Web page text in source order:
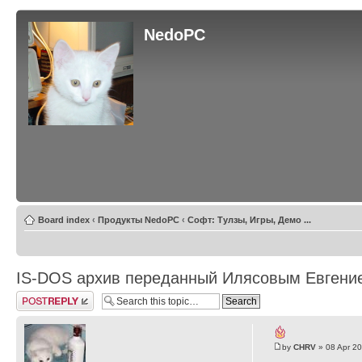
NedoPC
Board index ‹ Продукты NedoPC ‹ Софт: Тулзы, Игры, Демо ...
IS-DOS архив переданный Илясовым
Post a reply
byCHRV » 08 Apr